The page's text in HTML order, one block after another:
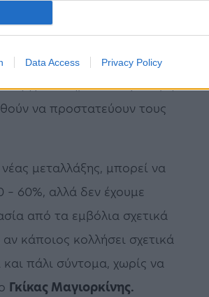
Data Access Privacy Policy
επισήμανε πως ακόμη
να προστατεύουν τους
μεταλλάξης, μπορεί να
– 60%, αλλά δεν έχουμε
από τα εμβόλια σχετικά
κάποιος κολλήσει σχετικά
πάλι σύντομα, χωρίς να
Γκίκας Μαγιορκίνης.